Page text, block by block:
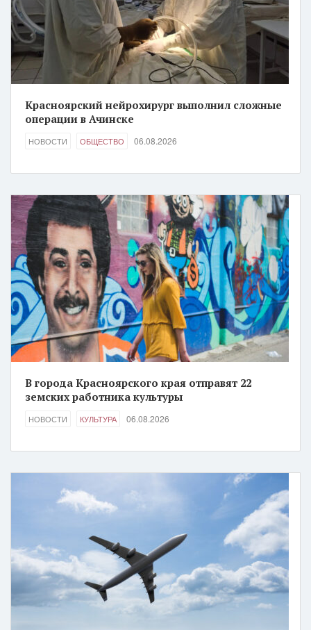
Красноярский нейрохирург выполнил сложные
операции в Ачинске
НОВОСТИ ОБЩЕСТВО 06.08.2026
В города Красноярского края отправят 22
земских работника культуры
НОВОСТИ КУЛЬТУРА 06.08.2026